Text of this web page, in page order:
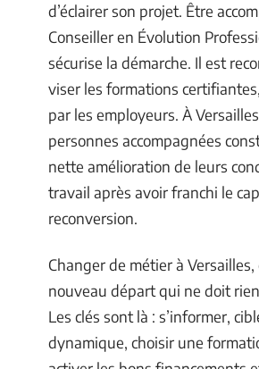
d’éclairer son projet. Être
Conseiller en Évolution
sécurise la démarche. Il est
viser les formations
par les employeurs. À
personnes accompagnées
nette amélioration de leurs
travail après avoir franchi le
reconversion.
Changer de métier à Versailles,
nouveau départ qui ne doit
Les clés sont là : s’informer,
dynamique, choisir une